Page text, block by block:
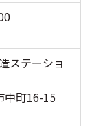
ステーショ
中町16-15